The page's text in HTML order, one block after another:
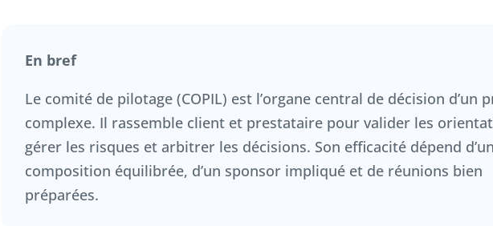
En bref
Le comité de pilotage (COPIL) est l’organe central de décision d’un
complexe. Il rassemble client et prestataire pour valider les
gérer les risques et arbitrer les décisions. Son efficacité dépend
composition équilibrée, d’un sponsor impliqué et de réunions bien
préparées.